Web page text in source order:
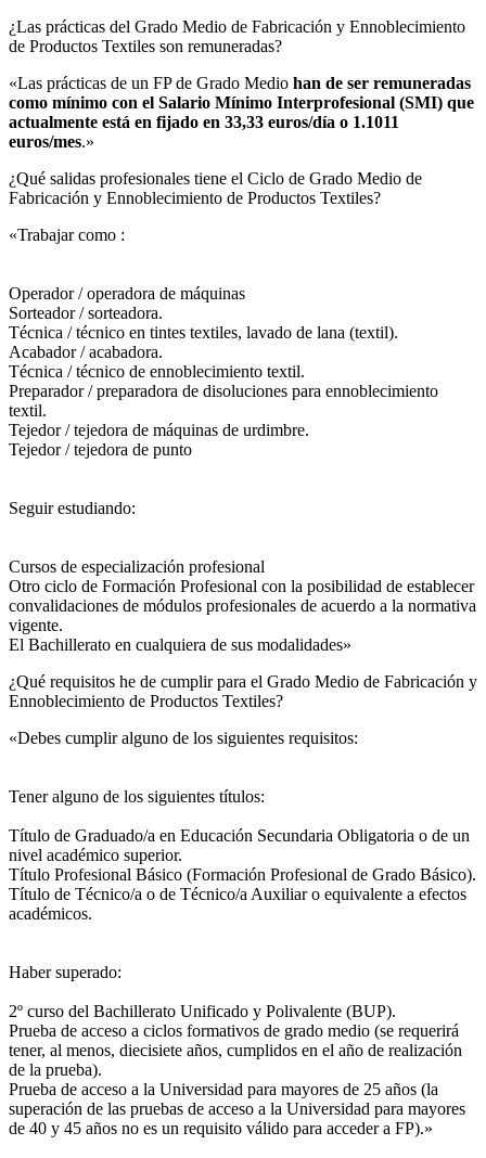
¿Las prácticas del Grado Medio de Fabricación y Ennoblecimiento
de Productos Textiles son remuneradas?​
«Las prácticas de un FP de Grado Medio han de ser remuneradas
como mínimo con el Salario Mínimo Interprofesional (SMI) que
actualmente está en fijado en 33,33 euros/día o 1.1011
euros/mes.»
¿Qué salidas profesionales tiene el Ciclo de Grado Medio de
Fabricación y Ennoblecimiento de Productos Textiles?​
«Trabajar como :
Operador / operadora de máquinas
Sorteador / sorteadora.
Técnica / técnico en tintes textiles, lavado de lana (textil).
Acabador / acabadora.
Técnica / técnico de ennoblecimiento textil.
Preparador / preparadora de disoluciones para ennoblecimiento
textil.
Tejedor / tejedora de máquinas de urdimbre.
Tejedor / tejedora de punto
Seguir estudiando:
Cursos de especialización profesional
Otro ciclo de Formación Profesional con la posibilidad de establecer
convalidaciones de módulos profesionales de acuerdo a la normativa
vigente.
El Bachillerato en cualquiera de sus modalidades»
¿Qué requisitos he de cumplir para el Grado Medio de Fabricación y
Ennoblecimiento de Productos Textiles?
«Debes cumplir alguno de los siguientes requisitos:
Tener alguno de los siguientes títulos:
Título de Graduado/a en Educación Secundaria Obligatoria o de un
nivel académico superior.
Título Profesional Básico (Formación Profesional de Grado Básico).
Título de Técnico/a o de Técnico/a Auxiliar o equivalente a efectos
académicos.
Haber superado:
2º curso del Bachillerato Unificado y Polivalente (BUP).
Prueba de acceso a ciclos formativos de grado medio (se requerirá
tener, al menos, diecisiete años, cumplidos en el año de realización
de la prueba).
Prueba de acceso a la Universidad para mayores de 25 años (la
superación de las pruebas de acceso a la Universidad para mayores
de 40 y 45 años no es un requisito válido para acceder a FP).»